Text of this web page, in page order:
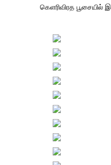
கெளரிவிரத பூசையில்